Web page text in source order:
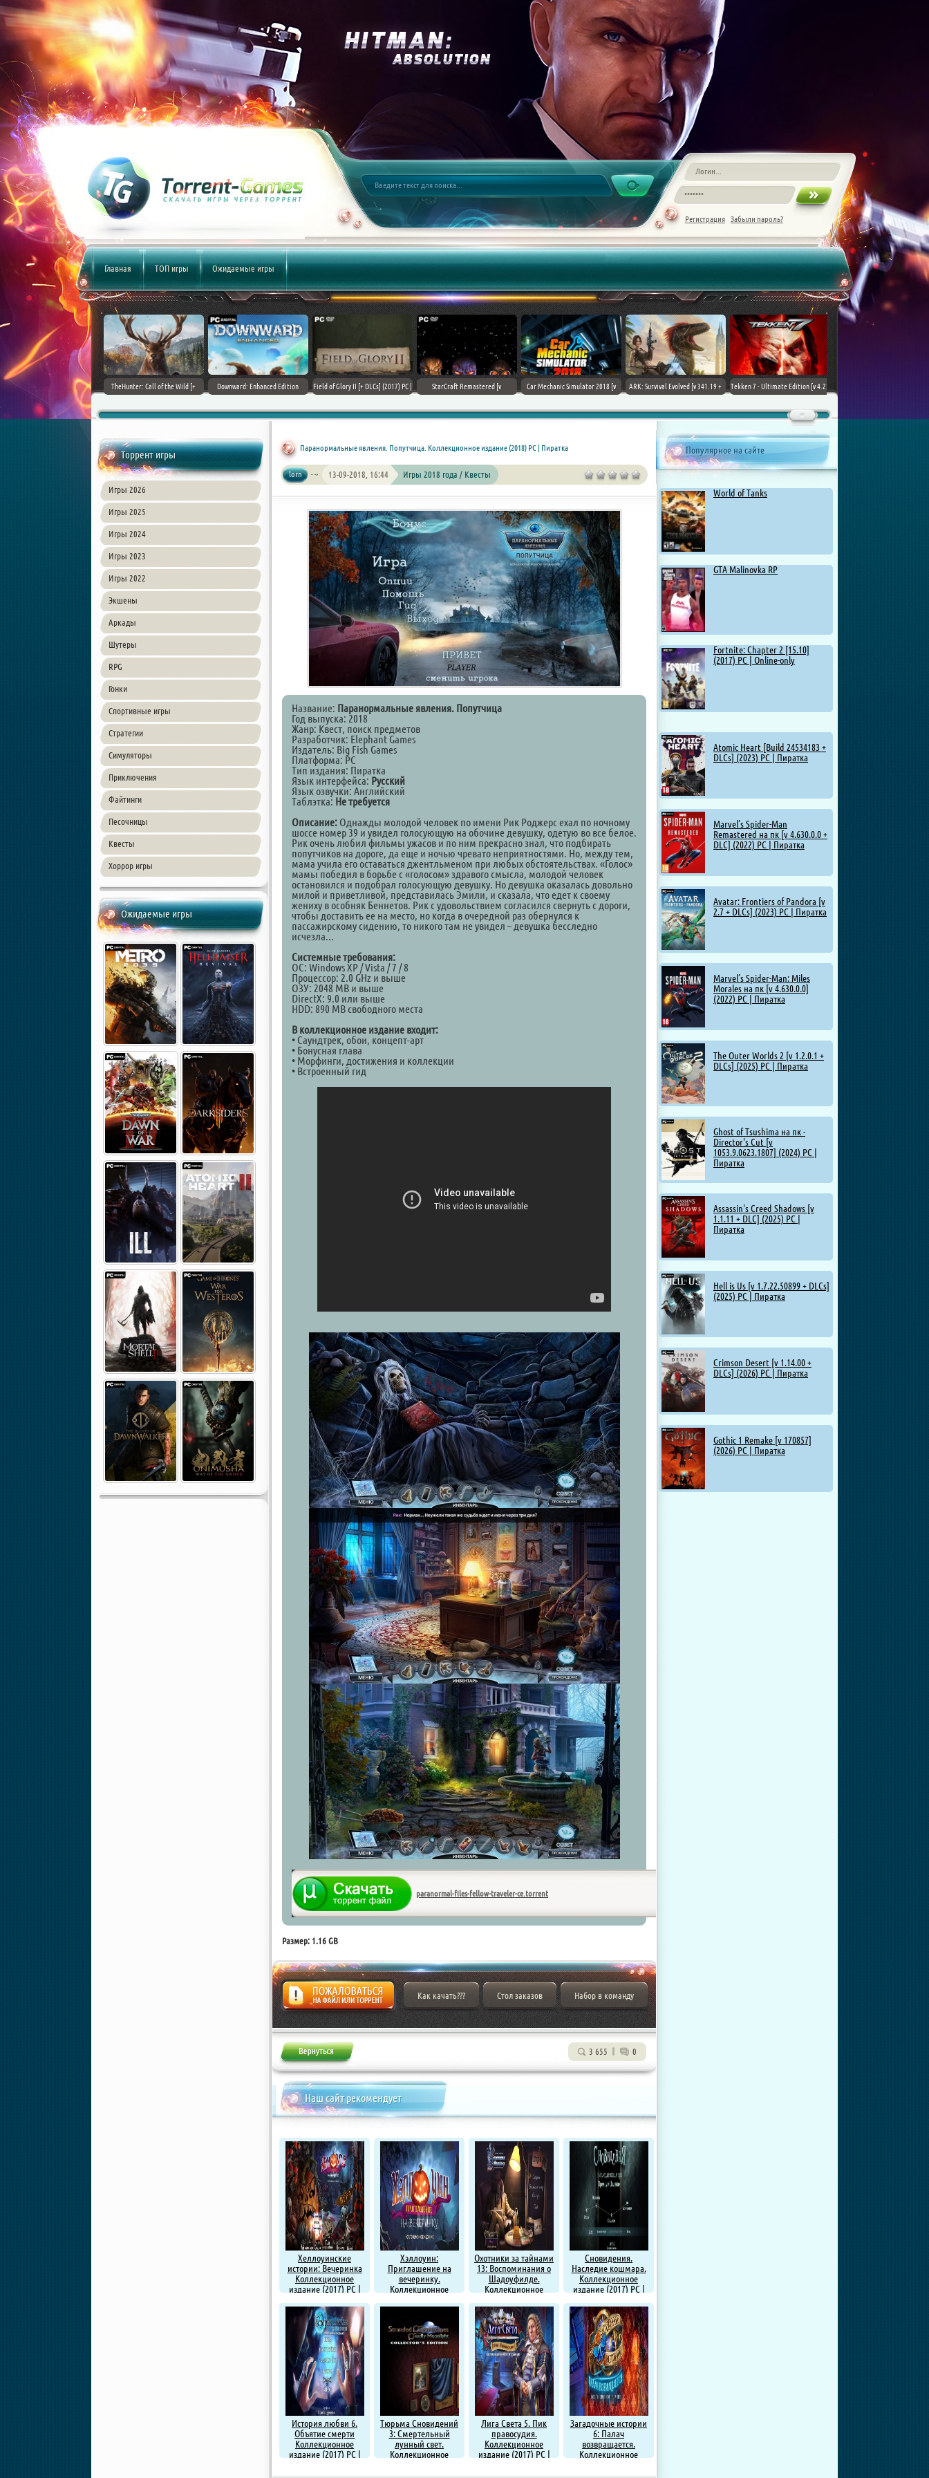
Регистрация Забыли пароль?
Главная ТОП игры Ожидаемые игры
World [v 1.11.4 + DLCs] (2017)
PC | Лицензия
TheHunter: Call of the Wild [+
Downward: Enhanced Edition
Field of Glory II [+ DLCs] (2017) PC |
StarCraft Remastered [v
Car Mechanic Simulator 2018 [v
ARK: Survival Evolved [v 341.19 +
Tekken 7 - Ultimate Edition [v 4.22
Chovka
Торрент игры
Игры 2026
Игры 2025
Игры 2024
Игры 2023
Игры 2022
Экшены
Аркады
Шутеры
RPG
Гонки
Спортивные игры
Стратегии
Симуляторы
Приключения
Файтинги
Песочницы
Квесты
Хоррор игры
Ожидаемые игры
Популярное на сайте
World of Tanks
GTA Malinovka RP
Fortnite: Chapter 2 [15.10]
(2017) PC | Online-only
Atomic Heart [Build 24534183 +
DLCs] (2023) PC | Пиратка
Marvel’s Spider-Man
Remastered на пк [v 4.630.0.0 +
DLC] (2022) PC | Пиратка
Avatar: Frontiers of Pandora [v
2.7 + DLCs] (2023) PC | Пиратка
Marvel’s Spider-Man: Miles
Morales на пк [v 4.630.0.0]
(2022) PC | Пиратка
The Outer Worlds 2 [v 1.2.0.1 +
DLCs] (2025) PC | Пиратка
Ghost of Tsushima на пк -
Director's Cut [v
1053.9.0623.1807] (2024) PC |
Пиратка
Assassin's Creed Shadows [v
1.1.11 + DLC] (2025) PC |
Пиратка
Hell is Us [v 1.7.22.50899 + DLCs]
(2025) PC | Пиратка
Crimson Desert [v 1.14.00 +
DLCs] (2026) PC | Пиратка
Gothic 1 Remake [v 170857]
(2026) PC | Пиратка
Паранормальные явления. Попутчица. Коллекционное издание (2018) PC | Пиратка
lorn 13-09-2018, 16:44 Игры 2018 года / Квесты
Название: Паранормальные явления. Попутчица
Год выпуска: 2018
Жанр: Квест, поиск предметов
Разработчик: Elephant Games
Издатель: Big Fish Games
Платформа: PC
Тип издания: Пиратка
Язык интерфейса: Русский
Язык озвучки: Английский
Таблэтка: Не требуется
Описание: Однажды молодой человек по имени Рик Роджерс ехал по ночному
шоссе номер 39 и увидел голосующую на обочине девушку, одетую во все белое.
Рик очень любил фильмы ужасов и по ним прекрасно знал, что подбирать
попутчиков на дороге, да еще и ночью чревато неприятностями. Но, между тем,
мама учила его оставаться джентльменом при любых обстоятельствах. «Голос»
мамы победил в борьбе с «голосом» здравого смысла, молодой человек
остановился и подобрал голосующую девушку. Но девушка оказалась довольно
милой и приветливой, представилась Эмили, и сказала, что едет к своему
жениху в особняк Беннетов. Рик с удовольствием согласился свернуть с дороги,
чтобы доставить ее на место, но когда в очередной раз обернулся к
пассажирскому сидению, то никого там не увидел – девушка бесследно
исчезла...
Системные требования:
OС: Windows XP / Vista / 7 / 8
Процессор: 2.0 GHz и выше
ОЗУ: 2048 MB и выше
DirectX: 9.0 или выше
HDD: 890 MB свободного места
В коллекционное издание входит:
• Саундтрек, обои, концепт-арт
• Бонусная глава
• Морфинги, достижения и коллекции
• Встроенный гид
paranormal-files-fellow-traveler-ce.torrent
Размер: 1.16 GB
Жалоба
Как качать??? Стол заказов Набор в команду
3 655 0
Наш сайт рекомендует
Хеллоуинские
истории: Вечеринка
Коллекционное
издание (2017) PC |
Хэллоуин:
Приглашение на
вечеринку.
Коллекционное
Пиратка
Охотники за тайнами
13: Воспоминания о
Шадоуфилде.
Коллекционное
Пиратка
Сновидения.
Наследие кошмара.
Коллекционное
издание (2017) PC |
История любви 6.
Объятие смерти
Коллекционное
издание (2017) PC |
Тюрьма Сновидений
3: Смертельный
лунный свет.
Коллекционное
Пиратка
Лига Света 5. Пик
правосудия.
Коллекционное
издание (2017) PC |
Загадочные истории
6: Палач
возвращается.
Коллекционное
Пиратка